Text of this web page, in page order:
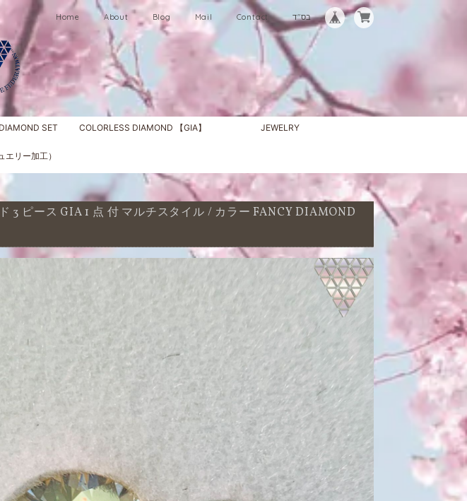
Home About Blog Mail Contact בס"ד
SET COLORLESS DIAMOND 【GIA】 JEWELRY
エリー加工）
3 ピース GIA 1 点 付 マルチスタイル / カラー FANCY DIAMOND